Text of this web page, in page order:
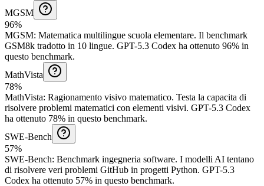
MGSM
96%
MGSM: Matematica multilingue scuola elementare. Il benchmark
GSM8k tradotto in 10 lingue. GPT-5.3 Codex ha ottenuto 96% in
questo benchmark.
MathVista
78%
MathVista: Ragionamento visivo matematico. Testa la capacita di
risolvere problemi matematici con elementi visivi. GPT-5.3 Codex
ha ottenuto 78% in questo benchmark.
SWE-Bench
57%
SWE-Bench: Benchmark ingegneria software. I modelli AI tentano
di risolvere veri problemi GitHub in progetti Python. GPT-5.3
Codex ha ottenuto 57% in questo benchmark.